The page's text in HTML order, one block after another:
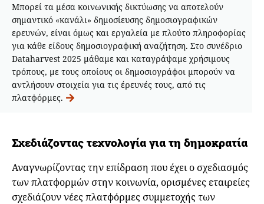
Μπορεί τα μέσα κοινωνικής δικτύωσης να αποτελούν
σημαντικό «κανάλι» δημοσίευσης δημοσιογραφικών
ερευνών, είναι όμως και εργαλεία με πλούτο πληροφορίας
για κάθε είδους δημοσιογραφική αναζήτηση. Στο συνέδριο
Dataharvest 2025 μάθαμε και καταγράψαμε χρήσιμους
τρόπους, με τους οποίους οι δημοσιογράφοι μπορούν να
αντλήσουν στοιχεία για τις έρευνές τους, από τις
πλατφόρμες.
Σχεδιάζοντας τεχνολογία για τη δημοκρατία
Αναγνωρίζοντας την επίδραση που έχει ο σχεδιασμός
των πλατφορμών στην κοινωνία, ορισμένες εταιρείες
σχεδιάζουν νέες πλατφόρμες συμμετοχής των